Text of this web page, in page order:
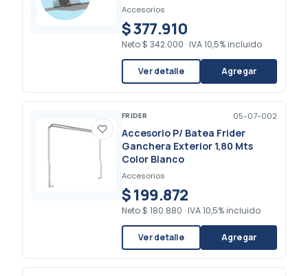
Accesorios
$ 377.910
Neto $ 342.000 · IVA 10,5% incluido
Ver detalle Agregar
FRIDER 05-07-002
Accesorio P/ Batea Frider
Ganchera Exterior 1,80 Mts
Color Blanco
Accesorios
$ 199.872
Neto $ 180.880 · IVA 10,5% incluido
Ver detalle Agregar